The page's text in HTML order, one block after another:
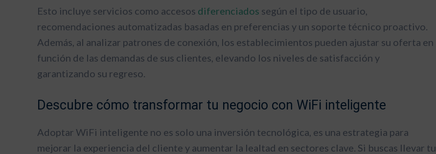
Esto incluye servicios como accesos diferenciados según el tipo de usuario,
recomendaciones automatizadas basadas en preferencias y un soporte técnico proactivo.
Además, al analizar patrones de conexión, los establecimientos pueden ajustar su oferta en
función de las demandas de sus clientes, elevando los niveles de satisfacción y
garantizando su regreso.
Descubre cómo transformar tu negocio con WiFi inteligente
Adoptar WiFi inteligente no es solo una inversión tecnológica, es una estrategia para
mejorar la experiencia del cliente y aumentar la lealtad en sectores clave. Si buscas llevar tu